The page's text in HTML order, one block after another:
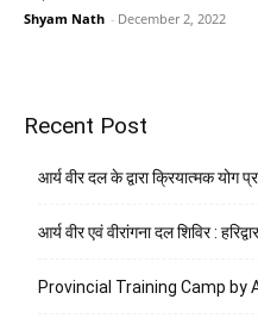
Shyam Nath - December 2, 2022
Recent Post
आर्य वीर दल के द्वारा क्रियात्मक योग
आर्य वीर एवं वीरांगना दल शिविर : हरिद्वार
Provincial Training Camp by